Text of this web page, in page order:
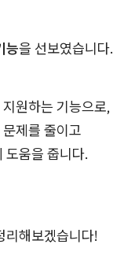
능을 선보였습니다.
원하는 기능으로,
제를 줄이고
도움을 줍니다.
리해보겠습니다!